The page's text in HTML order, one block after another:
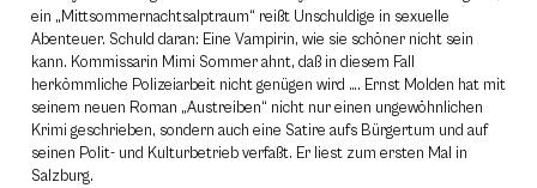
ein „Mittsommernachtsalptraum“ reißt Unschuldige in sexuelle
Abenteuer. Schuld daran: Eine Vampirin, wie sie schöner nicht sein
kann. Kommissarin Mimi Sommer ahnt, daß in diesem Fall
herkömmliche Polizeiarbeit nicht genügen wird …. Ernst Molden hat mit
seinem neuen Roman „Austreiben“ nicht nur einen ungewöhnlichen
Krimi geschrieben, sondern auch eine Satire aufs Bürgertum und auf
seinen Polit- und Kulturbetrieb verfaßt. Er liest zum ersten Mal in
Salzburg.